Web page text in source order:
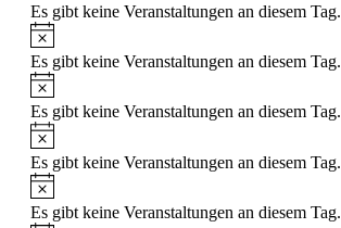
Es gibt keine Veranstaltungen an diesem Tag.
Es gibt keine Veranstaltungen an diesem Tag.
Es gibt keine Veranstaltungen an diesem Tag.
Es gibt keine Veranstaltungen an diesem Tag.
Es gibt keine Veranstaltungen an diesem Tag.